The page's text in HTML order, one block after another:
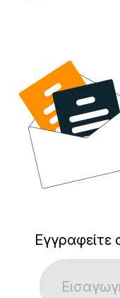
Εγγραφείτε